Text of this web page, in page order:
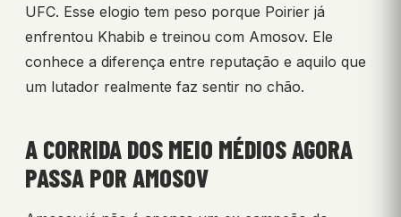
UFC. Esse elogio tem peso porque Poirier já
enfrentou Khabib e treinou com Amosov. Ele
conhece a diferença entre reputação e aquilo que
um lutador realmente faz sentir no chão.
A CORRIDA DOS MEIO MÉDIOS AGORA
PASSA POR AMOSOV